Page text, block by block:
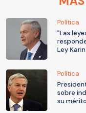
Política
"Las
Ley Karin
Política
sobre
su